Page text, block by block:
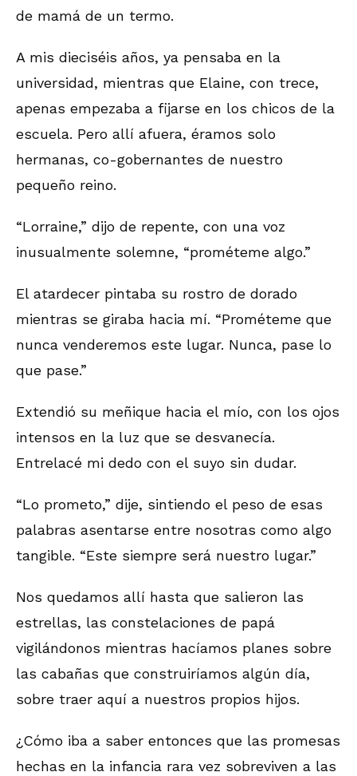
de mamá de un termo.
A mis dieciséis años, ya pensaba en la
universidad, mientras que Elaine, con trece,
apenas empezaba a fijarse en los chicos de la
escuela. Pero allí afuera, éramos solo
hermanas, co-gobernantes de nuestro
pequeño reino.
“Lorraine,” dijo de repente, con una voz
inusualmente solemne, “prométeme algo.”
El atardecer pintaba su rostro de dorado
mientras se giraba hacia mí. “Prométeme que
nunca venderemos este lugar. Nunca, pase lo
que pase.”
Extendió su meñique hacia el mío, con los ojos
intensos en la luz que se desvanecía.
Entrelacé mi dedo con el suyo sin dudar.
“Lo prometo,” dije, sintiendo el peso de esas
palabras asentarse entre nosotras como algo
tangible. “Este siempre será nuestro lugar.”
Nos quedamos allí hasta que salieron las
estrellas, las constelaciones de papá
vigilándonos mientras hacíamos planes sobre
las cabañas que construiríamos algún día,
sobre traer aquí a nuestros propios hijos.
¿Cómo iba a saber entonces que las promesas
hechas en la infancia rara vez sobreviven a las